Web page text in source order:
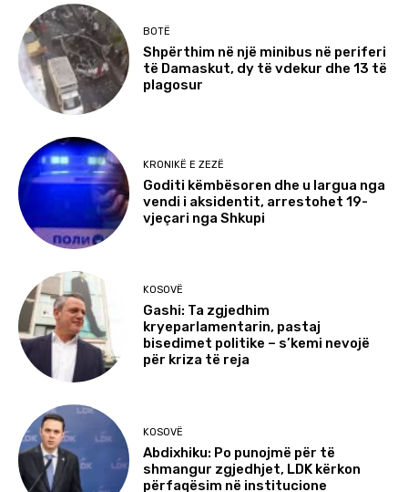
BOTË
Shpërthim në një minibus në periferi
të Damaskut, dy të vdekur dhe 13 të
plagosur
KRONIKË E ZEZË
Goditi këmbësoren dhe u largua nga
vendi i aksidentit, arrestohet 19-
vjeçari nga Shkupi
KOSOVË
Gashi: Ta zgjedhim
kryeparlamentarin, pastaj
bisedimet politike – s’kemi nevojë
për kriza të reja
KOSOVË
Abdixhiku: Po punojmë për të
shmangur zgjedhjet, LDK kërkon
përfaqësim në institucione